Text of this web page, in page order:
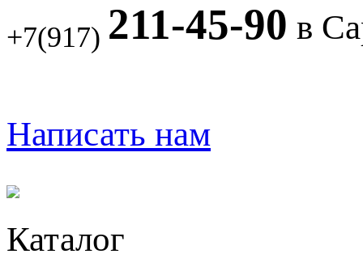
+7(917) 211-45-90 в
Написать нам
Каталог